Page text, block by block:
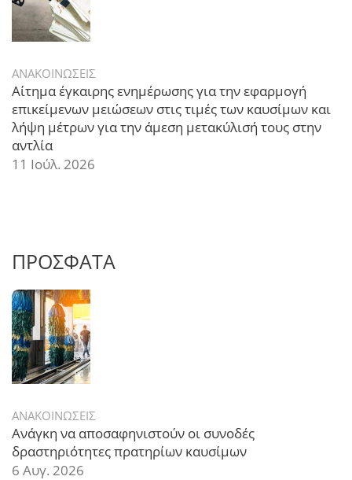
ΑΝΑΚΟΙΝΩΣΕΙΣ
Αίτημα έγκαιρης ενημέρωσης για την εφαρμογή
επικείμενων μειώσεων στις τιμές των καυσίμων και
λήψη μέτρων για την άμεση μετακύλισή τους στην
αντλία
11 Ιούλ. 2026
ΠΡΟΣΦΑΤΑ
ΑΝΑΚΟΙΝΩΣΕΙΣ
Ανάγκη να αποσαφηνιστούν οι συνοδές
δραστηριότητες πρατηρίων καυσίμων
6 Αυγ. 2026